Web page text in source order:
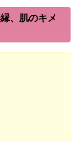
、肌のキメ